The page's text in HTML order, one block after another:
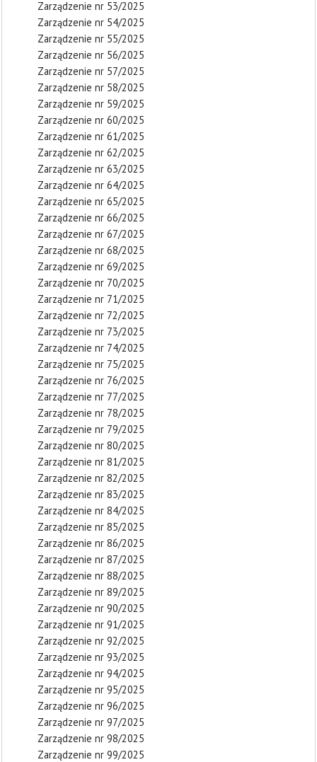
Zarządzenie nr 53/2025
Zarządzenie nr 54/2025
Zarządzenie nr 55/2025
Zarządzenie nr 56/2025
Zarządzenie nr 57/2025
Zarządzenie nr 58/2025
Zarządzenie nr 59/2025
Zarządzenie nr 60/2025
Zarządzenie nr 61/2025
Zarządzenie nr 62/2025
Zarządzenie nr 63/2025
Zarządzenie nr 64/2025
Zarządzenie nr 65/2025
Zarządzenie nr 66/2025
Zarządzenie nr 67/2025
Zarządzenie nr 68/2025
Zarządzenie nr 69/2025
Zarządzenie nr 70/2025
Zarządzenie nr 71/2025
Zarządzenie nr 72/2025
Zarządzenie nr 73/2025
Zarządzenie nr 74/2025
Zarządzenie nr 75/2025
Zarządzenie nr 76/2025
Zarządzenie nr 77/2025
Zarządzenie nr 78/2025
Zarządzenie nr 79/2025
Zarządzenie nr 80/2025
Zarządzenie nr 81/2025
Zarządzenie nr 82/2025
Zarządzenie nr 83/2025
Zarządzenie nr 84/2025
Zarządzenie nr 85/2025
Zarządzenie nr 86/2025
Zarządzenie nr 87/2025
Zarządzenie nr 88/2025
Zarządzenie nr 89/2025
Zarządzenie nr 90/2025
Zarządzenie nr 91/2025
Zarządzenie nr 92/2025
Zarządzenie nr 93/2025
Zarządzenie nr 94/2025
Zarządzenie nr 95/2025
Zarządzenie nr 96/2025
Zarządzenie nr 97/2025
Zarządzenie nr 98/2025
Zarządzenie nr 99/2025